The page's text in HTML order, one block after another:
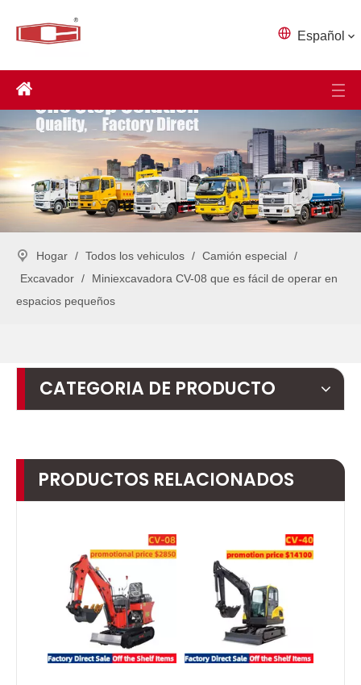
Español
Hogar / Todos los vehiculos / Camión especial /
Excavador /
Miniexcavadora CV-08 que es fácil de operar en
espacios pequeños
CATEGORIA DE PRODUCTO
PRODUCTOS RELACIONADOS